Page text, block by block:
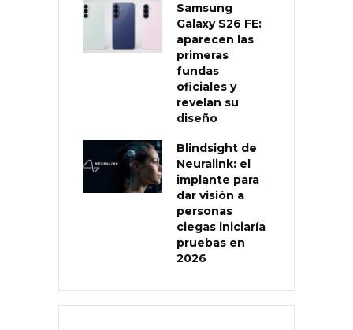
Samsung
Galaxy S26 FE:
aparecen las
primeras
fundas
oficiales y
revelan su
diseño
Blindsight de
Neuralink: el
implante para
dar visión a
personas
ciegas iniciaría
pruebas en
2026